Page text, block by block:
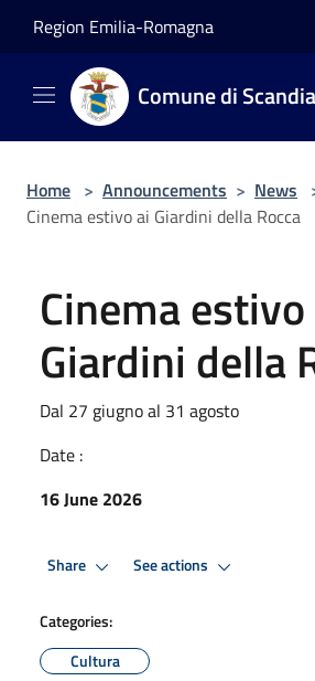
Region Emilia-Romagna
Comune di
Home > Announcements > News
Cinema estivo ai Giardini della Rocca
Cinema estivo
Giardini della
Dal 27 giugno al 31 agosto
Date :
16 June 2026
Share See actions
Categories:
Cultura